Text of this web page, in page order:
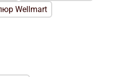
Wellmart